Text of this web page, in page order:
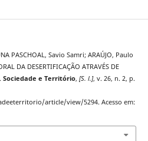
PASCHOAL, Savio Samri; ARAÚJO, Paulo
DA DESERTIFICAÇÃO ATRAVÉS DE
Sociedade e Território, [S. l.], v. 26, n. 2, p.
article/view/5294. Acesso em: